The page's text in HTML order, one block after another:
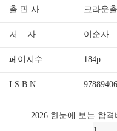
출 판 사 크라운
저 자 이순자
페이지수 184p
I S B N
2026 한눈에 보는 합